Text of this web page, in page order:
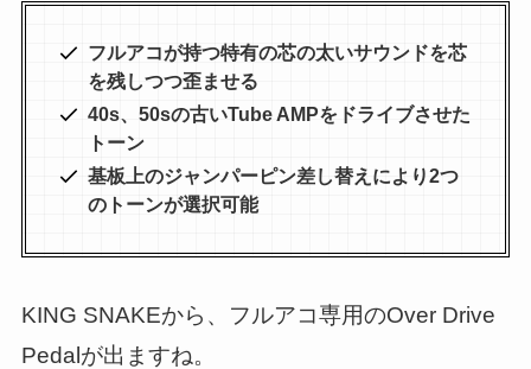
フルアコが持つ特有の芯の太いサウンドを芯
を残しつつ歪ませる
40s、50sの古いTube AMPをドライブさせた
トーン
基板上のジャンパーピン差し替えにより2つ
のトーンが選択可能
KING SNAKEから、フルアコ専用のOver Drive
Pedalが出ますね。